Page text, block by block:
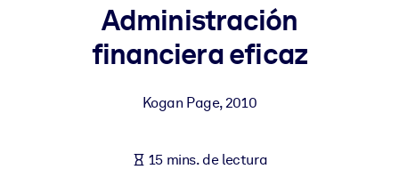
POR SISTEMA
Para LMS/LXP
obtener mejores resultados de aprendizaje.
Administración
financiera eficaz
Kogan Page,2010
15 mins. de lectura